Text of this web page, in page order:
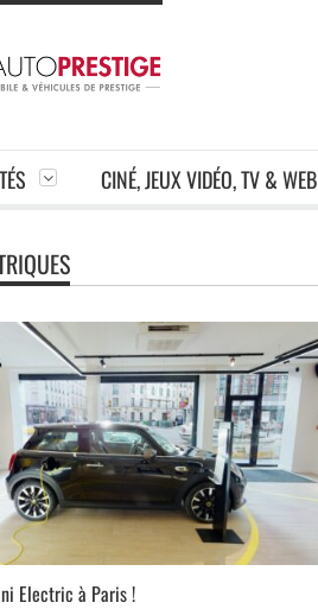
CINÉ, JEUX VIDÉO, TV & WEB
Electric à Paris !